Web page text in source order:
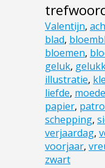
Valentijn,
blad,
bloemen,
geluk,
illustratie,
liefde,
papier,
schepping,
verjaardag,
voorjaar,
zwart